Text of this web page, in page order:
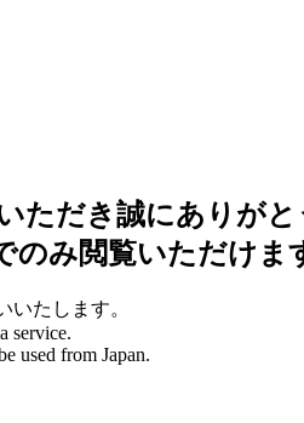
ただき誠にありがと
のみ閲覧いただけま
いたします。
service.
used from Japan.